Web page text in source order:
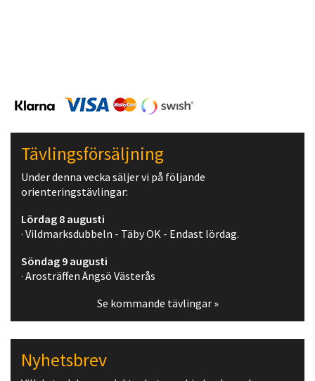
Tävlingsförsäljning
Under denna vecka säljer vi på följande
orienteringstävlingar:
Lördag 8 augusti
· Vildmarksdubbeln - Täby OK - Endast lördag.
Söndag 9 augusti
· Arosträffen Ängsö Västerås
Se kommande tävlingar »
Nyhetsbrev